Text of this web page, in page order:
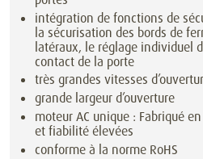
intégration de fonctions de
la sécurisation des bords de
latéraux, le réglage individuel
contact de la porte
très grandes vitesses
grande largeur d’ouverture
moteur AC unique : Fabriqué
et fiabilité élevées
conforme à la norme RoHS